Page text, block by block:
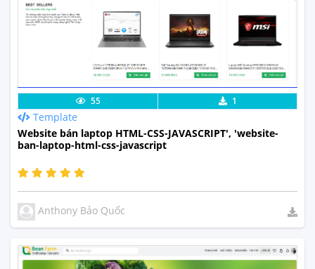
Lưu code Xem Thực Tế
55 1
Template
Website bán laptop HTML-CSS-JAVASCRIPT', 'website-
ban-laptop-html-css-javascript
Anthony Bảo Quốc